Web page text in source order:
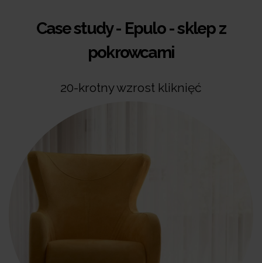
Case study - Epulo - sklep z
pokrowcami
20-krotny wzrost kliknięć